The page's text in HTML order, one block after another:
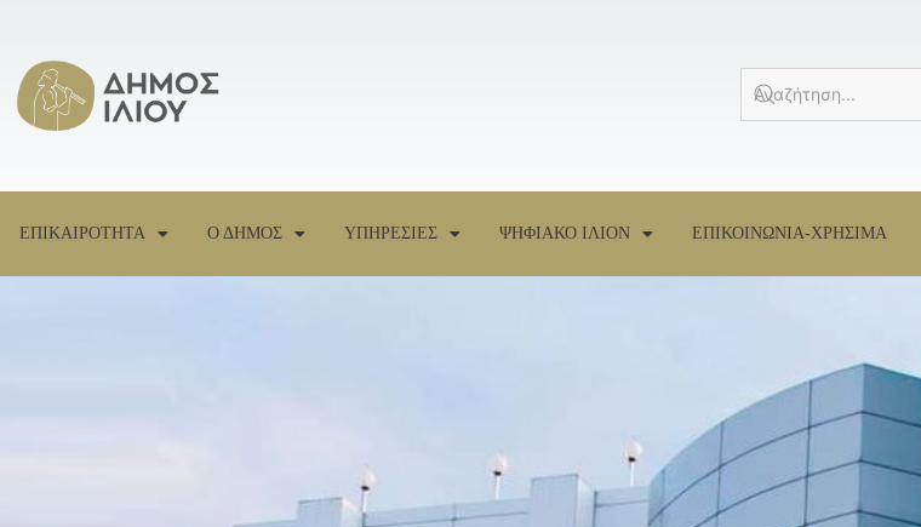
ΕΠΙΚΑΙΡΟΤΗΤΑ Ο ΔΗΜΟΣ ΥΠΗΡΕΣΙΕΣ ΨΗΦΙΑΚΟ ΙΛΙΟΝ ΕΠΙΚΟΙΝΩΝΙΑ-ΧΡΗΣΙΜΑ